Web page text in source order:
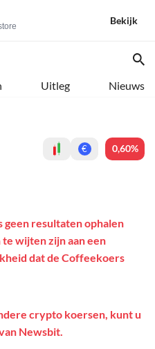
Bekijk
Uitleg Nieuws
€ 0,60%
geen resultaten ophalen
wijten zijn aan een
dat de Coffeekoers
crypto koersen, kunt u
Newsbit.